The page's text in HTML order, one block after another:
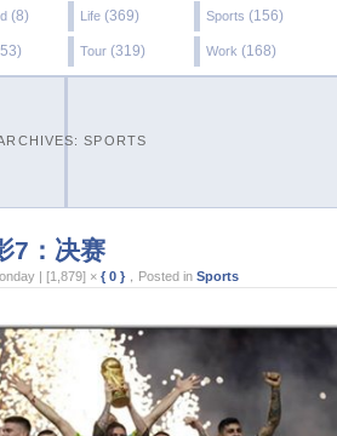
(8) Life (369) Sports (156)
Tour (319) Work (168)
SPORTS
7：决赛
| [1,879] ×{ 0 } ，Posted inSports